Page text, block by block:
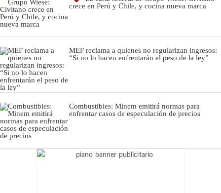
crece en Perú y Chile, y cocina nueva marca
MEF reclama a quienes no regularizan ingresos:
“Si no lo hacen enfrentarán el peso de la ley”
Combustibles: Minem emitirá normas para
enfrentar casos de especulación de precios